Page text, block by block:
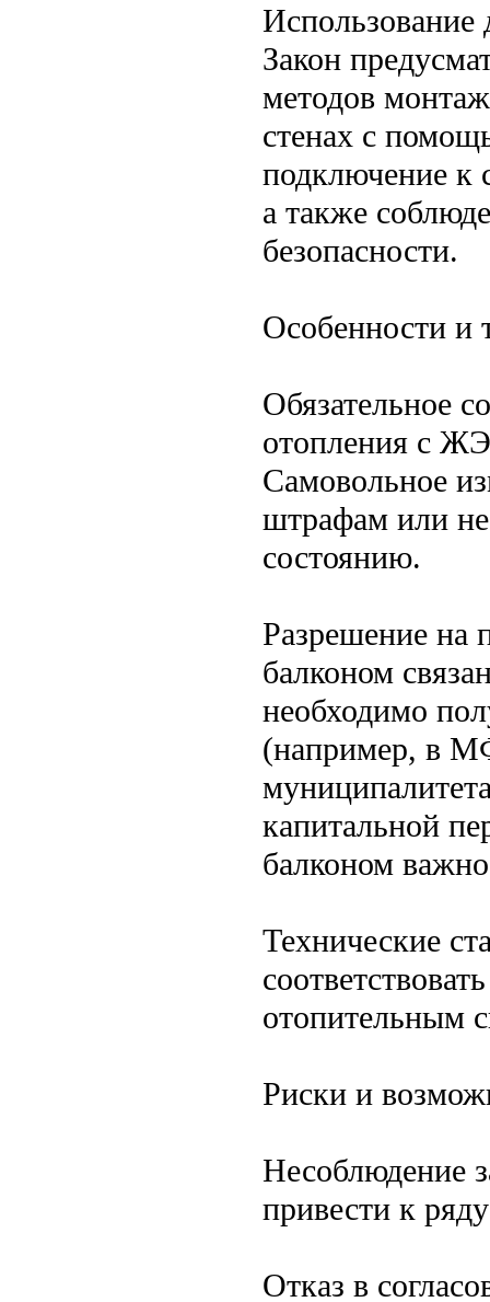
Закон
методов
стенах с
подключение к
а также
безопасности.
Особенности и
Обязательное
отопления с
Самовольное
штрафам или
состоянию.
Разрешение на
балконом
необходимо
(например, в
капитальной
балконом
Технические
отопительным
Риски и
Несоблюдение
привести к
Отказ в